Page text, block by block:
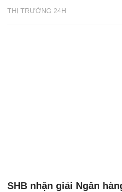
THỊ TRƯỜNG 24H
SHB nhận giải Ngân